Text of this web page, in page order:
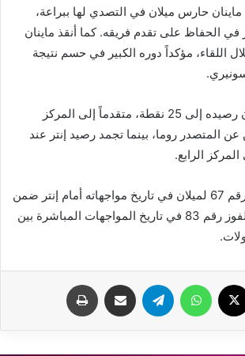
ماينان حارس ميلان في التصدي لها ببراعة،
في الحفاظ على تقدم فريقه. كما أنقذ ماينان
اللقاء، مؤكداً دوره الكبير في حسم نتيجة
بهذا الفوز، رفع ميلان رصيده إلى 25 نقطة، متقدماً إلى المركز
عن المتصدر روما، بينما تجمد رصيد إنتر عند
ويعد هذا الفوز هو الرقم 67 لميلان في تاريخ مواجهاته أمام إنتر ضمن
الدوري الإيطالي، والفوز رقم 83 في تاريخ المواجهات المباشرة بين
واتساب تيلقرام مشاركة عبر البريد